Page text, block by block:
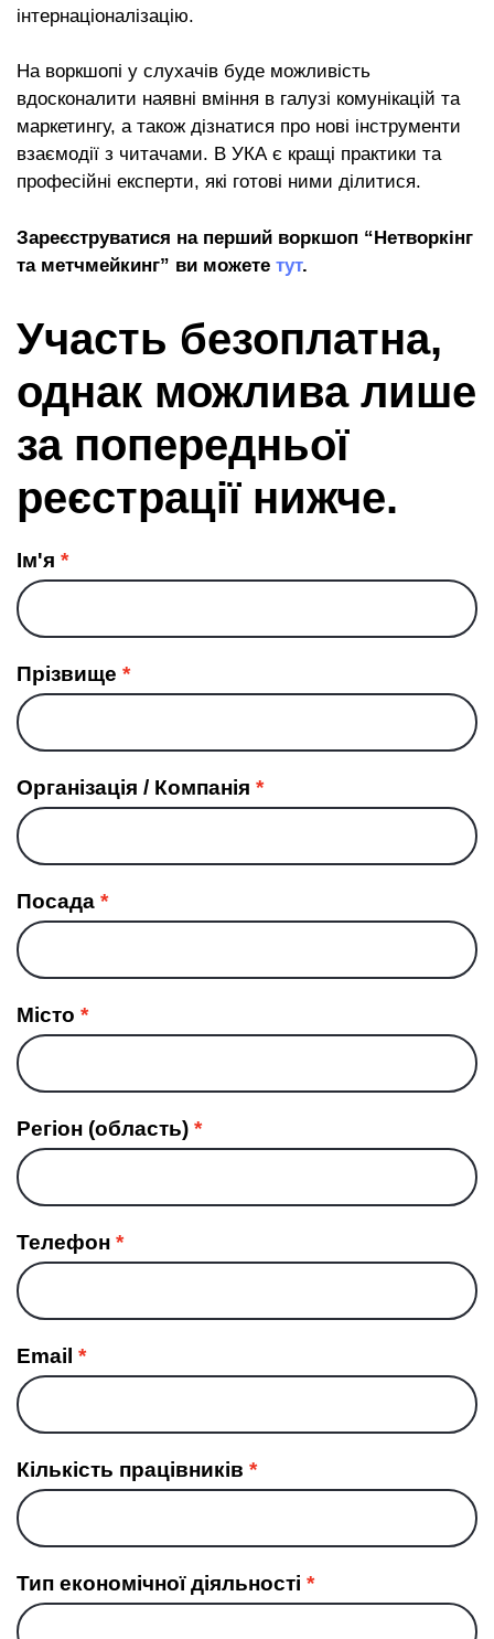
інтернаціоналізацію.
На воркшопі у слухачів буде можливість
вдосконалити наявні вміння в галузі комунікацій та
маркетингу, а також дізнатися про нові інструменти
взаємодії з читачами. В УКА є кращі практики та
професійні експерти, які готові ними ділитися.
Зареєструватися на перший воркшоп “Нетворкінг
та метчмейкинг” ви можете тут.
Участь безоплатна,
однак можлива лише
за попередньої
реєстрації нижче.
Ім'я
Прізвище
Організація / Компанія
Посада
Місто
Регіон (область)
Телефон
Email
Кількість працівників
Тип економічної діяльності